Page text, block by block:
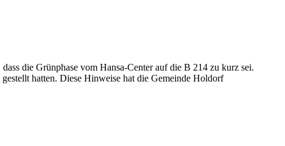
die Grünphase vom Hansa-Center auf die B 214 zu kurz sei.
hatten. Diese Hinweise hat die Gemeinde Holdorf